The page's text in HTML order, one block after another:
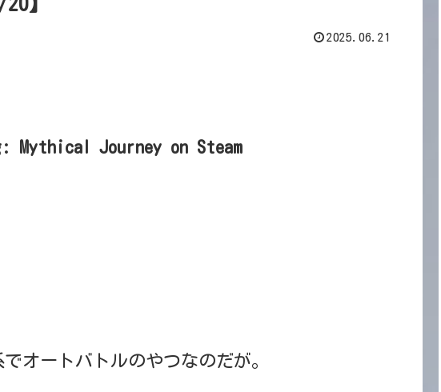
2025.06.21
Mythical Journey on Steam
オートバトルのやつなのだが。